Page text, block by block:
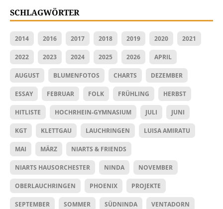
SCHLAGWÖRTER
2014 2016 2017 2018 2019 2020 2021
2022 2023 2024 2025 2026 APRIL
AUGUST BLUMENFOTOS CHARTS DEZEMBER
ESSAY FEBRUAR FOLK FRÜHLING HERBST
HITLISTE HOCHRHEIN-GYMNASIUM JULI JUNI
KGT KLETTGAU LAUCHRINGEN LUISA AMIRATU
MAI MÄRZ NIARTS & FRIENDS
NIARTS HAUSORCHESTER NINDA NOVEMBER
OBERLAUCHRINGEN PHOENIX PROJEKTE
SEPTEMBER SOMMER SÜDNINDA VENTADORN